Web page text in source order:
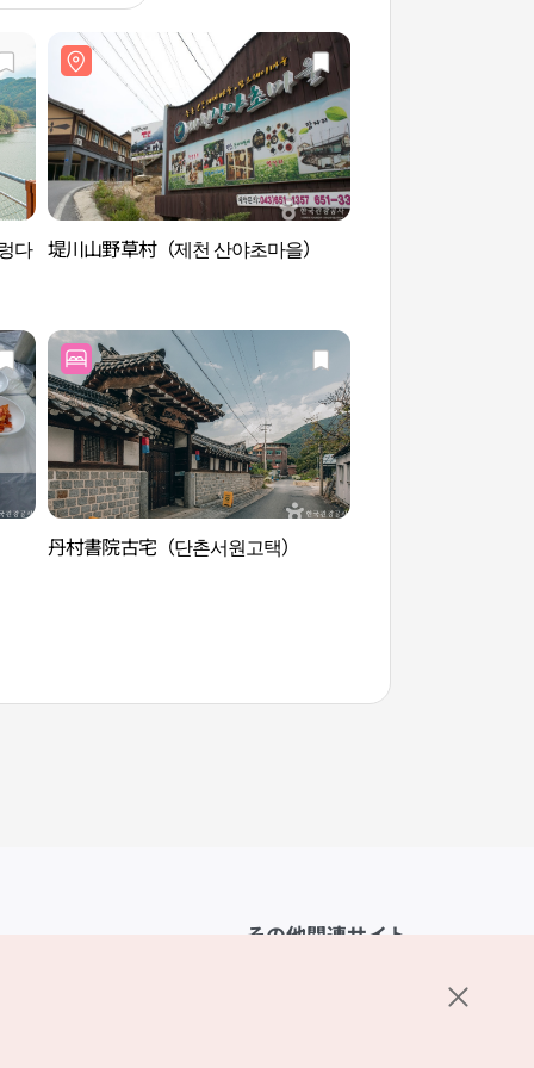
다 堤川山野草村（제천 산야초마을）
丹村書院古宅（단촌서원고택）
その他関連サイト